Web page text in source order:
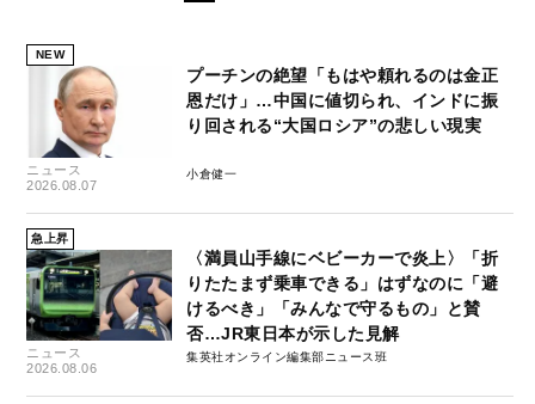
NEW
ニュース
2026.08.07
プーチンの絶望「もはや頼れるのは金正
恩だけ」…中国に値切られ、インドに振
り回される“大国ロシア”の悲しい現実
小倉健一
急上昇
ニュース
2026.08.06
〈満員山手線にベビーカーで炎上〉「折
りたたまず乗車できる」はずなのに「避
けるべき」「みんなで守るもの」と賛
否…JR東日本が示した見解
集英社オンライン編集部ニュース班